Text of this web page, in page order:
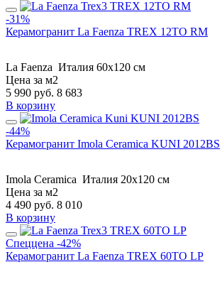
-31%
Керамогранит La Faenza TREX 12TO RM
La Faenza Италия 60x120 см
Цена за м2
5 990 руб. 8 683
В корзину
-44%
Керамогранит Imola Ceramica KUNI 2012BS
Imola Ceramica Италия 20x120 см
Цена за м2
4 490 руб. 8 010
В корзину
Спеццена -42%
Керамогранит La Faenza TREX 60TO LP